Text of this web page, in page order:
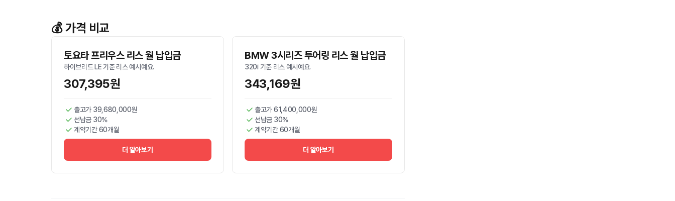
💰 가격 비교
토요타 프리우스 리스 월 납입금
하이브리드 LE 기준 리스 예시예요.
307,395원
출고가 39,680,000원
선납금 30%
계약기간 60개월
더 알아보기
BMW 3시리즈 투어링 리스 월 납입금
320i 기준 리스 예시예요.
343,169원
출고가 61,400,000원
선납금 30%
계약기간 60개월
더 알아보기